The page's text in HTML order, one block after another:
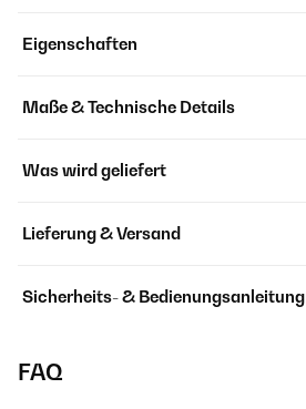
Eigenschaften
Maße & Technische Details
Was wird geliefert
Lieferung & Versand
Sicherheits- & Bedienungsanleitung
FAQ